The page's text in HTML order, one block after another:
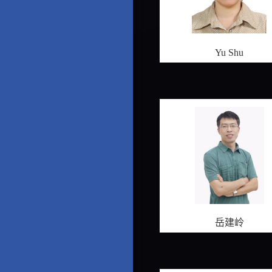
Yu Shu
岳建岭